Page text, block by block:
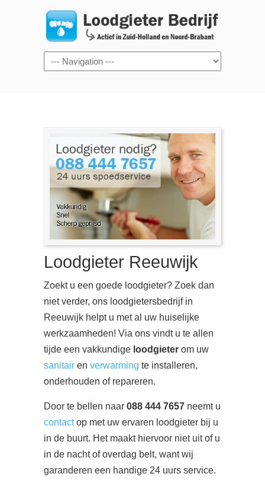
Navigation
Loodgieter Reeuwijk
Zoekt u een goede loodgieter? Zoek dan
niet verder, ons loodgietersbedrijf in
Reeuwijk helpt u met al uw huiselijke
werkzaamheden! Via ons vindt u te allen
tijde een vakkundige loodgieter om uw
sanitair en verwarming te installeren,
onderhouden of repareren.
Door te bellen naar 088 444 7657 neemt u
contactop met uw ervaren loodgieter bij u
in de buurt. Het maakt hiervoor niet uit of u
in de nacht of overdag belt, want wij
garanderen een handige 24 uurs service.